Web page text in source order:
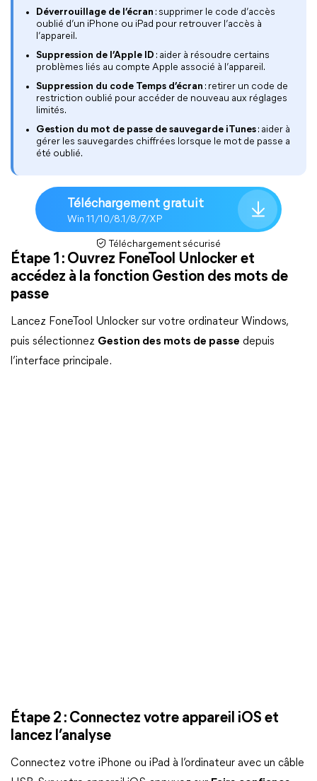
Déverrouillage de l’écran : supprimer le code d’accès
oublié d’un iPhone ou iPad pour retrouver l’accès à
l’appareil.
Suppression de l’Apple ID : aider à résoudre certains
problèmes liés au compte Apple associé à l’appareil.
Suppression du code Temps d’écran : retirer un code de
restriction oublié pour accéder de nouveau aux réglages
limités.
Gestion du mot de passe de sauvegarde iTunes : aider à
gérer les sauvegardes chiffrées lorsque le mot de passe a
été oublié.
Téléchargement gratuit
Win 11/10/8.1/8/7/XP
Téléchargement sécurisé
Étape 1 : Ouvrez FoneTool Unlocker et
accédez à la fonction Gestion des mots de
passe
Lancez FoneTool Unlocker sur votre ordinateur Windows,
puis sélectionnez Gestion des mots de passe depuis
l’interface principale.
Étape 2 : Connectez votre appareil iOS et
lancez l’analyse
Connectez votre iPhone ou iPad à l’ordinateur avec un câble